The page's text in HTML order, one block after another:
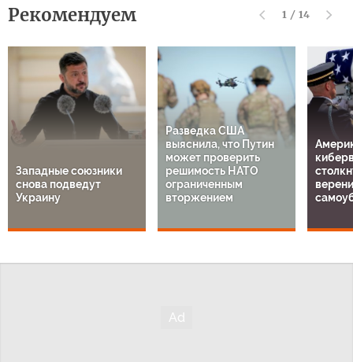
Рекомендуем 1 / 14
Западные союзники
снова подведут
Украину
Разведка США
выяснила, что Путин
может проверить
решимость НАТО
ограниченным
вторжением